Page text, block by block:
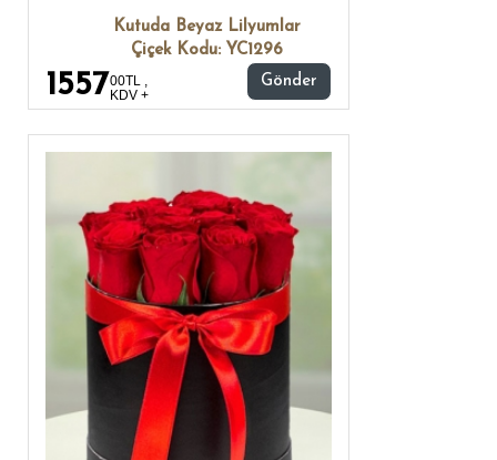
Kutuda Beyaz Lilyumlar
Çiçek Kodu: YC1296
155700TL ,
KDV +
Gönder